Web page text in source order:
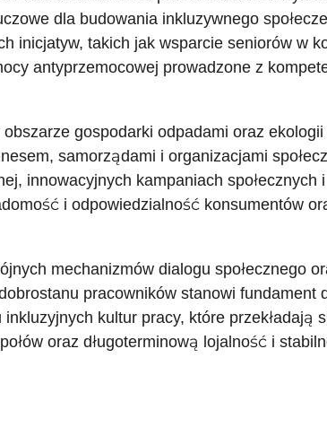
dla budowania inkluzywnego
inicjatyw, takich jak wsparcie seniorów w
antyprzemocowej prowadzone z
gospodarki odpadami oraz
samorządami i organizacjami
innowacyjnych kampaniach społecznych
i odpowiedzialność konsumentów
mechanizmów dialogu społecznego
pracowników stanowi fundament
kultur pracy, które przekładają
oraz długoterminową lojalność i